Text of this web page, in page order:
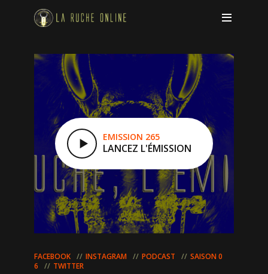
EMISSION 265
LANCEZ L'ÉMISSION
FACEBOOK INSTAGRAM PODCAST
SAISON 0
6
TWITTER